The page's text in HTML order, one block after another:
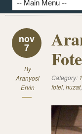
nov
7
By
Aranyosi
Ervin
Category:
fotel, huzat,